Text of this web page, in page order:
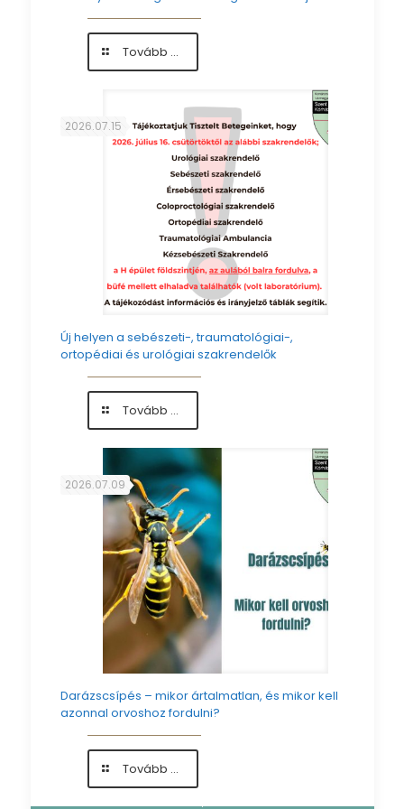
Tovább ...-
Ásványvízzel
Kollégáink
munkáját
2026.07.15
Új helyen a sebészeti-, traumatológiai-,
ortopédiai és urológiai szakrendelők
Tovább ...-
Új
helyen
a
sebészeti-,
traumatológiai-,
ortopédiai
és
urológiai
szakrendelők
2026.07.09
Darázscsípés – mikor ártalmatlan, és mikor kell
azonnal orvoshoz fordulni?
Tovább ...-
Darázscsípés
–